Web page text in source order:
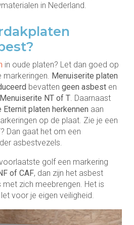
in Nederland.
in oude platen? Let dan goed op
markeringen. Menuiserite platen
bevatten geen asbest en
Menuiserite NT of T. Daarnaast
platen herkennen aan
op de plaat. Zie je een
Dan gaat het om een
asbestvezels.
golf een markering
of CAF, dan zijn het asbest
met zich meebrengen. Het is
voor je eigen veiligheid.